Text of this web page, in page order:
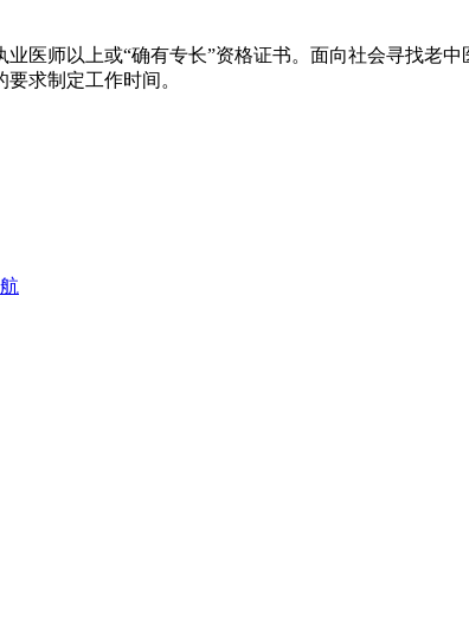
医师以上或“确有专长”资格证书。面向社会寻找
求制定工作时间。